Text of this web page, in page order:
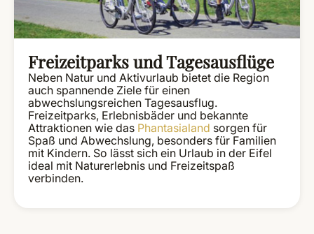
Freizeitparks und Tagesausflüge
Neben Natur und Aktivurlaub bietet die Region
auch spannende Ziele für einen
abwechslungsreichen Tagesausflug.
Freizeitparks, Erlebnisbäder und bekannte
Attraktionen wie das Phantasialand sorgen für
Spaß und Abwechslung, besonders für Familien
mit Kindern. So lässt sich ein Urlaub in der Eifel
ideal mit Naturerlebnis und Freizeitspaß
verbinden.